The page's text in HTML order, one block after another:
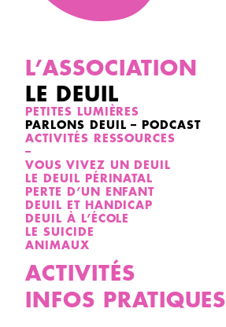
L’ASSOCIATION
LE DEUIL
PETITES LUMIÈRES
PARLONS DEUIL – PODCAST
ACTIVITÉS RESSOURCES
–
VOUS VIVEZ UN DEUIL
LE DEUIL PÉRINATAL
PERTE D’UN ENFANT
DEUIL ET HANDICAP
DEUIL À L’ÉCOLE
LE SUICIDE
ANIMAUX
ACTIVITÉS
INFOS PRATIQUES